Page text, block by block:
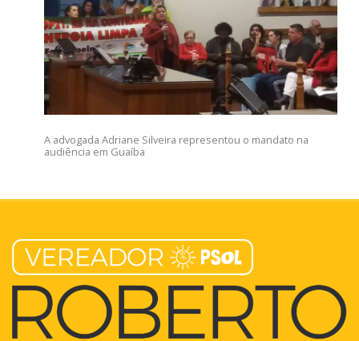
A advogada Adriane Silveira representou o mandato na
audiência em Guaíba